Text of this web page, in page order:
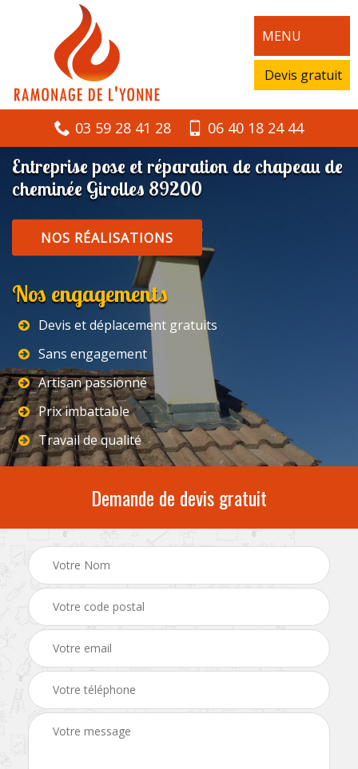
MENU
Devis gratuit
03 59 28 41 28 06 40 18 24 44
Entreprise pose et réparation de chapeau de
cheminée Girolles 89200
NOS RÉALISATIONS
Nos engagements
Devis et déplacement gratuits
Sans engagement
Artisan passionné
Prix imbattable
Travail de qualité
Demande de devis gratuit